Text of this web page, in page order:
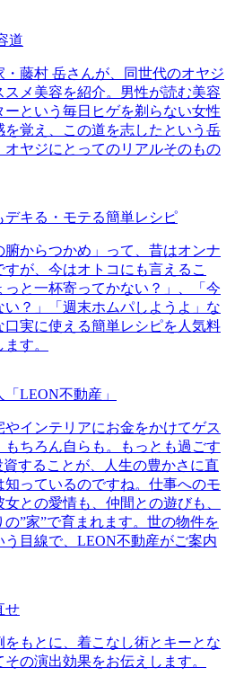
道
・藤村 岳さんが、同世代のオヤジ
スメ美容を紹介。男性が読む美容
という毎日ヒゲを剃らない女性
を覚え、この道を志したという岳
オヤジにとってのリアルそのもの
デキる・モテる簡単レシピ
腑からつかめ」って、昔はオンナ
が、今はオトコにも言えるこ
っと一杯寄ってかない？」、「今
い？」「週末ホムパしようよ」な
口実に使える簡単レシピを人気料
す。
LEON不動産」
インテリアにお金をかけてゲス
もちろん自らも。もっとも過ごす
資することが、人生の豊かさに直
っているのですね。仕事へのモ
との愛情も、仲間との遊びも、
”家”で育まれます。世の物件を
う目線で、LEON不動産がご案内
せ
をもとに、着こなし術とキーとな
の演出効果をお伝えします。